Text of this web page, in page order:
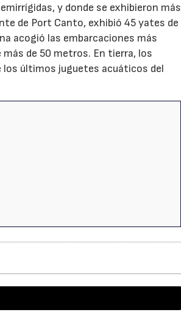
y donde se exhibieron más
de Port Canto, exhibió 45 yates de
acogió las embarcaciones más
de 50 metros. En tierra, los
últimos juguetes acuáticos del